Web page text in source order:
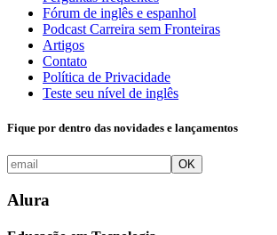
Fórum de inglês e espanhol
Podcast Carreira sem Fronteiras
Artigos
Contato
Política de Privacidade
Teste seu nível de inglês
Fique por dentro das novidades e lançamentos
OK
Alura